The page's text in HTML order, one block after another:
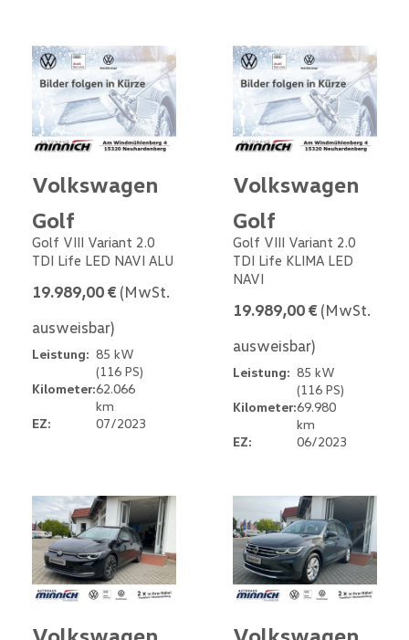
Volkswagen
Golf
Golf VIII Variant 2.0
TDI Life LED NAVI ALU
19.989,00 € (MwSt.
ausweisbar)
Leistung: 85 kW
(116 PS)
Kilometer:62.066
km
EZ:
07/2023
Volkswagen
Golf
Golf VIII Variant 2.0
TDI Life KLIMA LED
NAVI
19.989,00 € (MwSt.
ausweisbar)
Leistung: 85 kW
(116 PS)
Kilometer:69.980
km
EZ:
06/2023